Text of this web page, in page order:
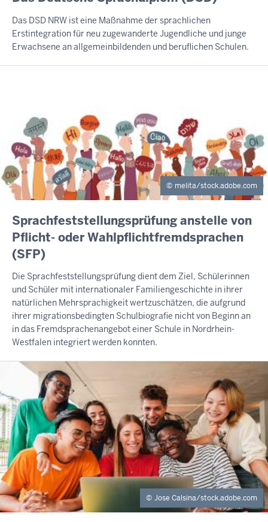
Das DSD NRW ist eine Maßnahme der sprachlichen
Erstintegration für neu zugewanderte Jugendliche und junge
Erwachsene an allgemeinbildenden und beruflichen Schulen.
melita/stock.adobe.com
INHALTSSEITE
Sprachfeststellungsprüfung anstelle von
Pflicht- oder Wahlpflichtfremdsprachen
(SFP)
Die Sprachfeststellungsprüfung dient dem Ziel, Schülerinnen
und Schüler mit internationaler Familiengeschichte in ihrer
natürlichen Mehrsprachigkeit wertzuschätzen, die aufgrund
ihrer migrationsbedingten Schulbiografie nicht von Beginn an
in das Fremdsprachenangebot einer Schule in Nordrhein-
Westfalen integriert werden konnten.
Jose Calsina/stock.adobe.com